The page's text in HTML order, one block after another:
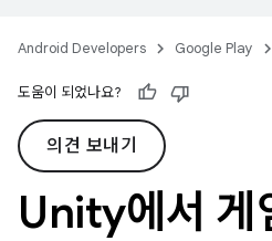
Android Developers Google Play
도움이 되었나요?
의견 보내기
Unity에서 게